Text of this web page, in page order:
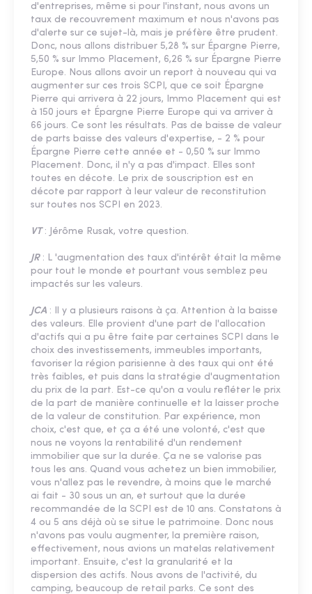
d'entreprises, même si pour l'instant, nous avons un
taux de recouvrement maximum et nous n'avons pas
d'alerte sur ce sujet-là, mais je préfère être prudent.
Donc, nous allons distribuer 5,28 % sur Épargne Pierre,
5,50 % sur Immo Placement, 6,26 % sur Épargne Pierre
Europe. Nous allons avoir un report à nouveau qui va
augmenter sur ces trois SCPI, que ce soit Épargne
Pierre qui arrivera à 22 jours, Immo Placement qui est
à 150 jours et Épargne Pierre Europe qui va arriver à
66 jours. Ce sont les résultats. Pas de baisse de valeur
de parts baisse des valeurs d'expertise, - 2 % pour
Épargne Pierre cette année et - 0,50 % sur Immo
Placement. Donc, il n'y a pas d'impact. Elles sont
toutes en décote. Le prix de souscription est en
décote par rapport à leur valeur de reconstitution
sur toutes nos SCPI en 2023.
VT: Jérôme Rusak, votre question.
JR: L 'augmentation des taux d'intérêt était la même
pour tout le monde et pourtant vous semblez peu
impactés sur les valeurs.
JCA : Il y a plusieurs raisons à ça. Attention à la baisse
des valeurs. Elle provient d'une part de l'allocation
d'actifs qui a pu être faite par certaines SCPI dans le
choix des investissements, immeubles importants,
favoriser la région parisienne à des taux qui ont été
très faibles, et puis dans la stratégie d'augmentation
du prix de la part. Est-ce qu'on a voulu refléter le prix
de la part de manière continuelle et la laisser proche
de la valeur de constitution. Par expérience, mon
choix, c'est que, et ça a été une volonté, c'est que
nous ne voyons la rentabilité d'un rendement
immobilier que sur la durée. Ça ne se valorise pas
tous les ans. Quand vous achetez un bien immobilier,
vous n'allez pas le revendre, à moins que le marché
ai fait - 30 sous un an, et surtout que la durée
recommandée de la SCPI est de 10 ans. Constatons à
4 ou 5 ans déjà où se situe le patrimoine. Donc nous
n'avons pas voulu augmenter, la première raison,
effectivement, nous avions un matelas relativement
important. Ensuite, c'est la granularité et la
dispersion des actifs. Nous avons de l'activité, du
camping, beaucoup de retail parks. Ce sont des